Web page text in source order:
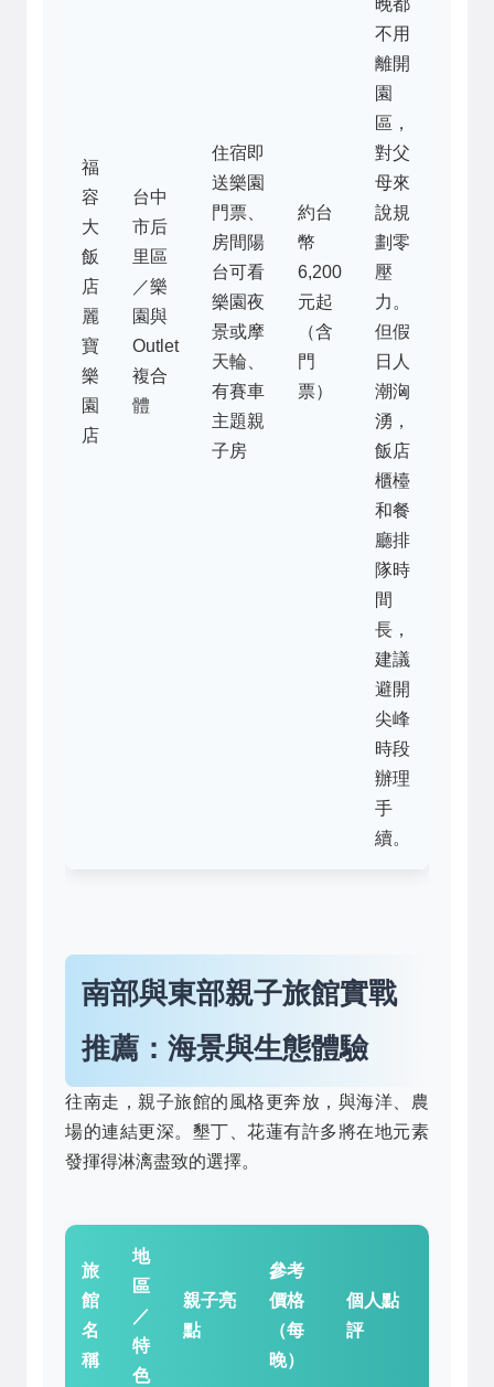
福
容
大
飯
店
麗
寶
樂
園
店
台中
市后
里區
／樂
園與
Outlet
複合
體
住宿即
送樂園
門票、
房間陽
台可看
樂園夜
景或摩
天輪、
有賽車
主題親
子房
約台
幣
6,200
元起
（含
門
票）
晚都
不用
離開
園
區，
對父
母來
說規
劃零
壓
力。
但假
日人
潮洶
湧，
飯店
櫃檯
和餐
廳排
隊時
間
長，
建議
避開
尖峰
時段
辦理
手
續。
南部與東部親子旅館實戰
推薦：海景與生態體驗
往南走，親子旅館的風格更奔放，與海洋、農
場的連結更深。墾丁、花蓮有許多將在地元素
發揮得淋漓盡致的選擇。
旅
館
名
稱
地
區
／
特
色
親子亮
點
參考
價格
（每
晚）
個人點
評